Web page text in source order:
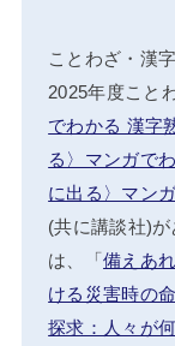
ことわざ・漢
2025年度こと
でわかる 漢字
る〉マンガで
に出る〉マン
(共に講談社)
は、「備えあ
ける災害時の
探求：人々が